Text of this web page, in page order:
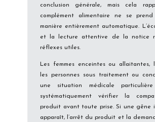
conclusion générale, mais cela
complément alimentaire ne se
manière entièrement automatique.
et la lecture attentive de la notice
réflexes utiles.
Les femmes enceintes ou allaitantes,
les personnes sous traitement ou
une situation médicale
systématiquement vérifier la
produit avant toute prise. Si une gêne
apparaît, l’arrêt du produit et la